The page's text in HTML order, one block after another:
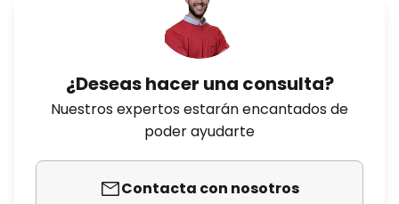
¿Deseas hacer una consulta?
Nuestros expertos estarán encantados de
poder ayudarte
Contacta con nosotros